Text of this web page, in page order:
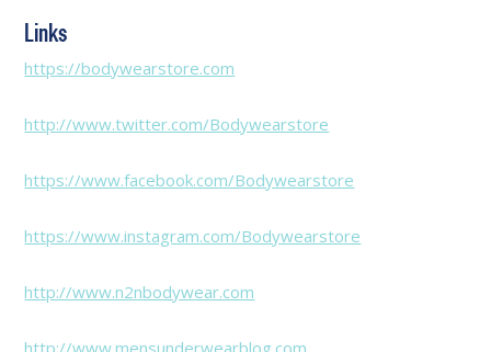
Links
https://bodywearstore.com
http://www.twitter.com/Bodywearstore
https://www.facebook.com/Bodywearstore
https://www.instagram.com/Bodywearstore
http://www.n2nbodywear.com
http://www.mensunderwearblog.com